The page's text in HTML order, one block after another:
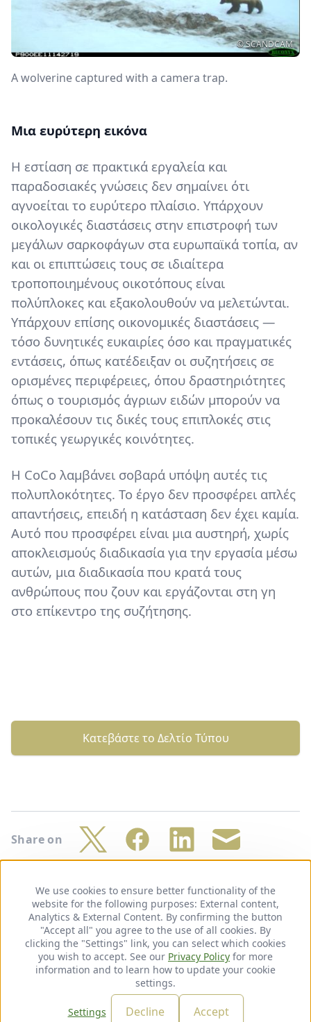
Copyright
© SCANDCAM
Περιγραφή
A wolverine captured with a camera trap.
Content
Μια ευρύτερη εικόνα
Η εστίαση σε πρακτικά εργαλεία και
παραδοσιακές γνώσεις δεν σημαίνει ότι
αγνοείται το ευρύτερο πλαίσιο. Υπάρχουν
οικολογικές διαστάσεις στην επιστροφή των
μεγάλων σαρκοφάγων στα ευρωπαϊκά τοπία, αν
και οι επιπτώσεις τους σε ιδιαίτερα
τροποποιημένους οικοτόπους είναι
πολύπλοκες και εξακολουθούν να μελετώνται.
Υπάρχουν επίσης οικονομικές διαστάσεις —
τόσο δυνητικές ευκαιρίες όσο και πραγματικές
εντάσεις, όπως κατέδειξαν οι συζητήσεις σε
ορισμένες περιφέρειες, όπου δραστηριότητες
όπως ο τουρισμός άγριων ειδών μπορούν να
προκαλέσουν τις δικές τους επιπλοκές στις
τοπικές γεωργικές κοινότητες.
Η CoCo λαμβάνει σοβαρά υπόψη αυτές τις
πολυπλοκότητες. Το έργο δεν προσφέρει απλές
απαντήσεις, επειδή η κατάσταση δεν έχει καμία.
Αυτό που προσφέρει είναι μια αυστηρή, χωρίς
αποκλεισμούς διαδικασία για την εργασία μέσω
αυτών, μια διαδικασία που κρατά τους
ανθρώπους που ζουν και εργάζονται στη γη
στο επίκεντρο της συζήτησης.
Κατεβάστε το Δελτίο Τύπου
Share on
TwitterFacebookLinkedInShare
mail
FooterΠολιτική απορρήτου Νομική σημείωση
Follow
LinkedIn
© 2026 adelphi. All rights reserved.
Use
of
personal
data
and
cookies
We use cookies to ensure better functionality of the
website for the following purposes: External content,
Analytics & External Content. By confirming the button
"Accept all" you agree to the use of all cookies. By
clicking the "Settings" link, you can select which cookies
you wish to accept. See our Privacy Policy for more
information and to learn how to update your cookie
settings.
Settings Decline Accept